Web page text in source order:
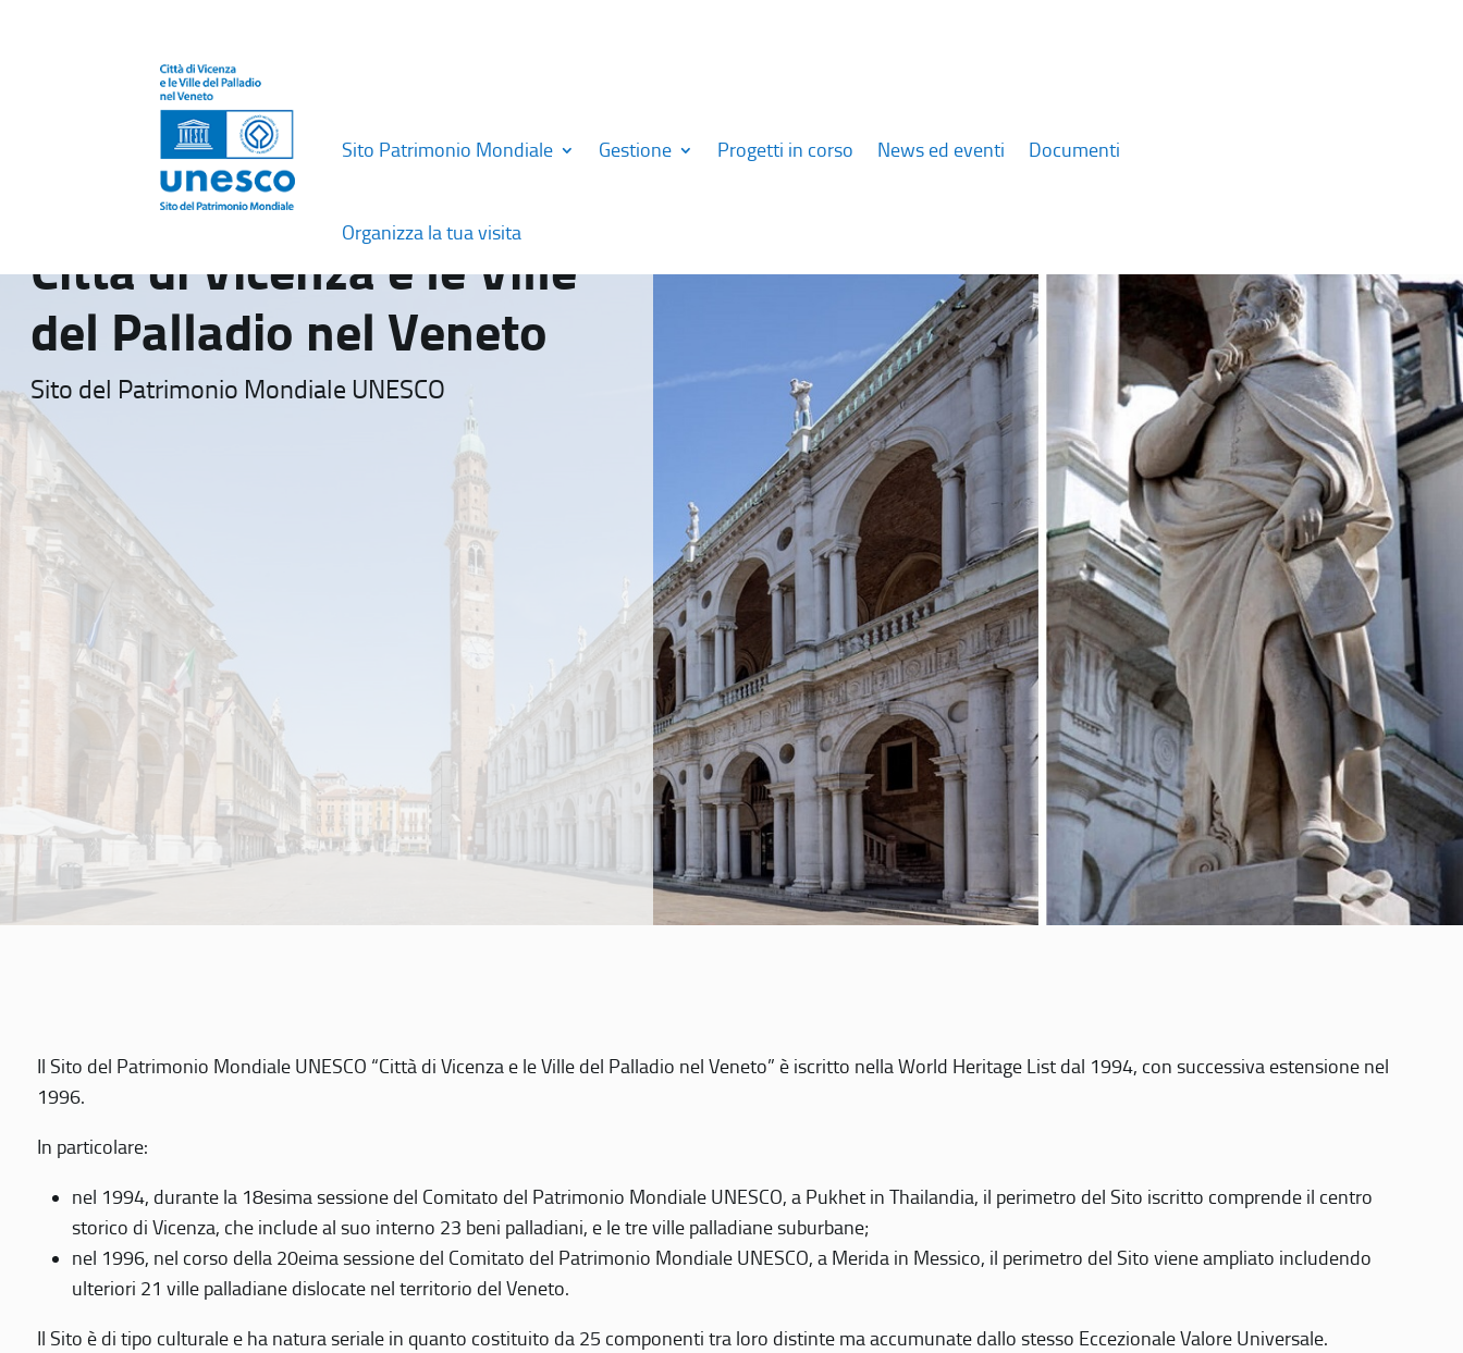
Sito Patrimonio Mondiale Gestione Progetti in corso News ed eventi Documenti
Organizza la tua visita
Città di Vicenza e le Ville
del Palladio nel Veneto
Sito del Patrimonio Mondiale UNESCO
Il Sito del Patrimonio Mondiale UNESCO “Città di Vicenza e le Ville del Palladio nel Veneto” è iscritto nella World Heritage List dal 1994, con successiva estensione nel
1996.
In particolare:
nel 1994, durante la 18esima sessione del Comitato del Patrimonio Mondiale UNESCO, a Pukhet in Thailandia, il perimetro del Sito iscritto comprende il centro
storico di Vicenza, che include al suo interno 23 beni palladiani, e le tre ville palladiane suburbane;
nel 1996, nel corso della 20eima sessione del Comitato del Patrimonio Mondiale UNESCO, a Merida in Messico, il perimetro del Sito viene ampliato includendo
ulteriori 21 ville palladiane dislocate nel territorio del Veneto.
Il Sito è di tipo culturale e ha natura seriale in quanto costituito da 25 componenti tra loro distinte ma accumunate dallo stesso Eccezionale Valore Universale.